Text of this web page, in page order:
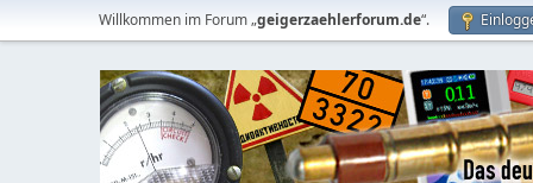
Willkommen im Forum „geigerzaehlerforum.de“.